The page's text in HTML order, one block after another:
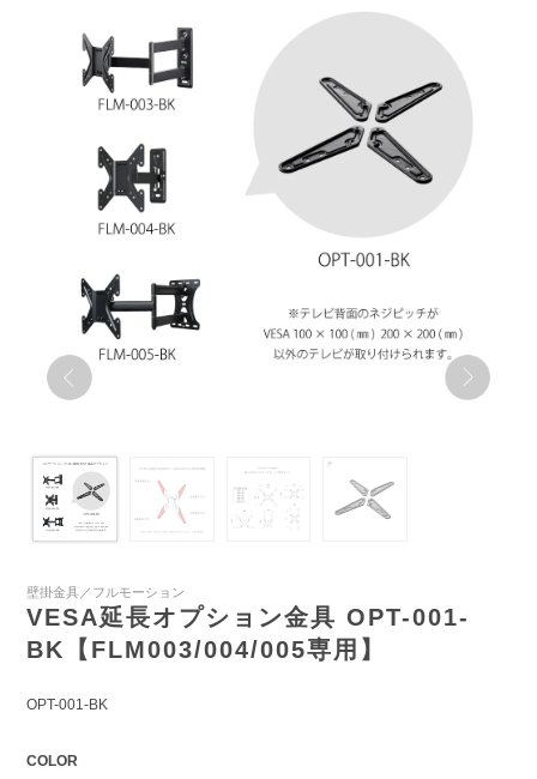
壁掛金具／フルモーション
VESA延長オプション金具 OPT-001-
BK【FLM003/004/005専用】
OPT-001-BK
COLOR